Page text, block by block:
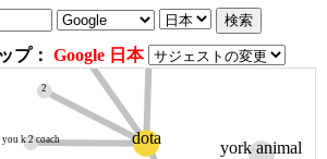
プ：Google 日本
dota
2
banned
you k 2 coach
liquipedia
york animal